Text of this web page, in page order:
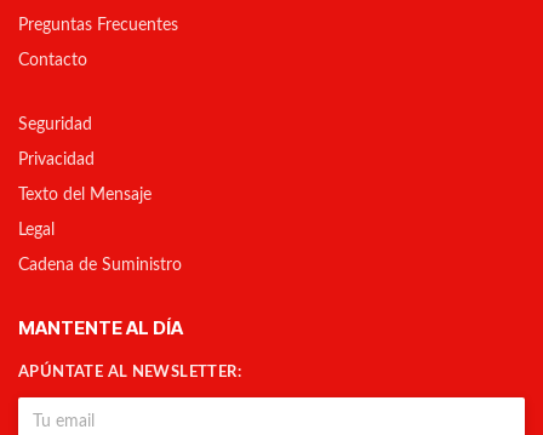
Preguntas Frecuentes
Contacto
Seguridad
Privacidad
Texto del Mensaje
Legal
Cadena de Suministro
MANTENTE AL DÍA
APÚNTATE AL NEWSLETTER: